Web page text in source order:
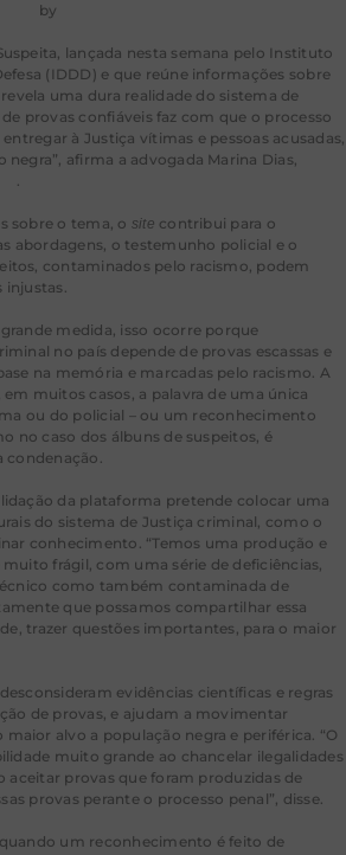
by
lançada nesta semana pelo Instituto
(IDDD) e que reúne informações sobre
uma dura realidade do sistema de
provas confiáveis faz com que o processo
à Justiça vítimas e pessoas acusadas,
negra”, afirma a advogada Marina Dias,
.
sobre o tema, o site contribui para o
abordagens, o testemunho policial e o
contaminados pelo racismo, podem
injustas.
medida, isso ocorre porque
no país depende de provas escassas e
na memória e marcadas pelo racismo. A
muitos casos, a palavra de uma única
ou do policial – ou um reconhecimento
no caso dos álbuns de suspeitos, é
condenação.
da plataforma pretende colocar uma
do sistema de Justiça criminal, como o
conhecimento. “Temos uma produção e
frágil, com uma série de deficiências,
como também contaminada de
que possamos compartilhar essa
trazer questões importantes, para o maior
evidências científicas e regras
de provas, e ajudam a movimentar
alvo a população negra e periférica. “O
muito grande ao chancelar ilegalidades
aceitar provas que foram produzidas de
provas perante o processo penal”, disse.
um reconhecimento é feito de